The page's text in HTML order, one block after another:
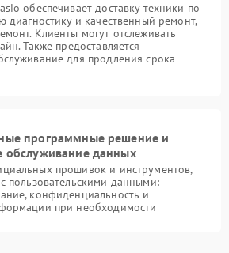
обеспечивает доставку техники по
диагностику и качественный ремонт,
Клиенты могут отслеживать
Также предоставляется
для продления срока
программные решение и
обслуживание данных
прошивок и инструментов,
пользовательскими данными:
конфиденциальность и
при необходимости